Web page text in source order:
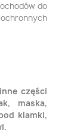
do
części
maska,
klamki,